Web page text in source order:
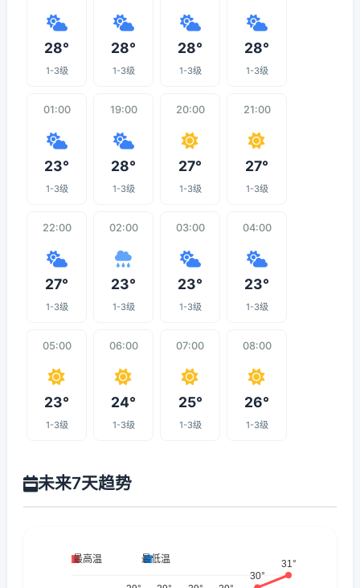
28°
1-3级
28°
1-3级
28°
1-3级
28°
1-3级
01:00
23°
1-3级
19:00
28°
1-3级
20:00
27°
1-3级
21:00
27°
1-3级
22:00
27°
1-3级
02:00
23°
1-3级
03:00
23°
1-3级
04:00
23°
1-3级
05:00
23°
1-3级
06:00
24°
1-3级
07:00
25°
1-3级
08:00
26°
1-3级
未来7天趋势